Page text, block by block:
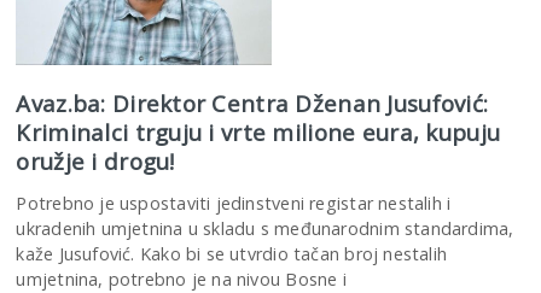
Avaz.ba: Direktor Centra Dženan Jusufović:
Kriminalci trguju i vrte milione eura, kupuju
oružje i drogu!
Potrebno je uspostaviti jedinstveni registar nestalih i
ukradenih umjetnina u skladu s međunarodnim standardima,
kaže Jusufović. Kako bi se utvrdio tačan broj nestalih
umjetnina, potrebno je na nivou Bosne i